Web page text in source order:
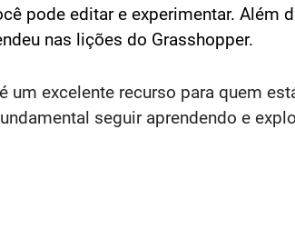
pode editar e experimentar. Além
nas lições do Grasshopper.
excelente recurso para quem
seguir aprendendo e